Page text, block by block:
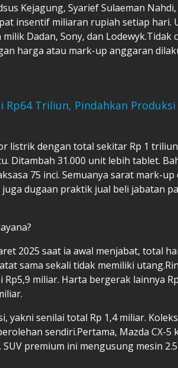
Kejagung, Syarief Sulaeman
insentif miliaran rupiah setiap hari.
Dadan, Sony, dan Lodewyk.Tidak
harga atau mark-up anggaran
Rp64 Triliun, Pindahkan
listrik dengan total sekitar Rp 1
Ditambah 31.000 unit lebih tablet.
75 inci. Semuanya sarat mark-up
dugaan praktik jual beli jabatan
2025 saat ia awal menjabat, total
sama sekali tidak memiliki
miliar. Harta bergerak lainnya
yakni senilai total Rp 1,4 miliar.
sendiri.Pertama, Mazda CX-5
premium ini mengusung mesin